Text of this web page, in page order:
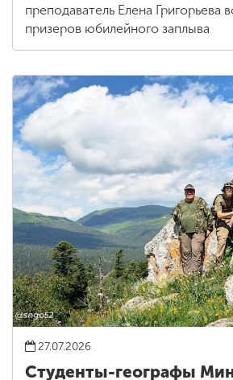
преподаватель Елена Григорьева
призеров юбилейного заплыва
27.07.2026
Студенты-географы